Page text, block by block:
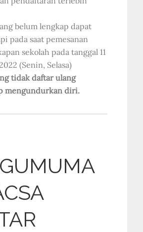
belum lengkap dapat
pada saat pemesanan
sekolah pada tanggal 11
(Senin, Selasa)
tidak daftar ulang
mengundurkan diri.